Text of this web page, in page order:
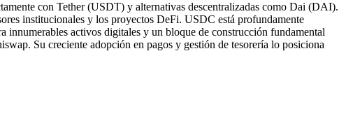
con Tether (USDT) y alternativas descentralizadas como Dai (DAI).
institucionales y los proyectos DeFi. USDC está profundamente
innumerables activos digitales y un bloque de construcción fundamental
Su creciente adopción en pagos y gestión de tesorería lo posiciona